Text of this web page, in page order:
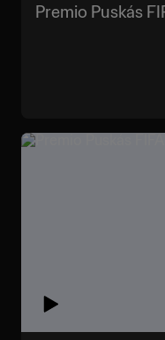
Premio Puskás